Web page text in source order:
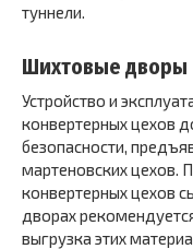
туннели.
Шихтовые дворы
Устройство и
конвертерных цехов
безопасности,
мартеновских цехов.
конвертерных цехов
дворах
выгрузка этих